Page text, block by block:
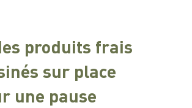
produits frais
sur place
une pause